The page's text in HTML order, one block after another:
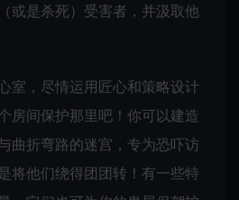
或是杀死）受害者，并汲取他
室，尽情运用匠心和策略设计
房间保护那里吧！你可以建造
曲折弯路的迷宫，专为恐吓访
将他们绕得团团转！有一些特